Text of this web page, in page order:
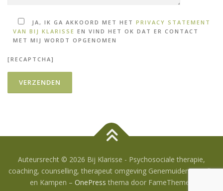
JA, IK GA AKKOORD MET HET PRIVACY STATEMENT
VAN BIJ KLARISSE EN VIND HET OK DAT ER CONTACT
MET MIJ WORDT OPGENOMEN
[RECAPTCHA]
Auteursrecht © 2026 Bij Klarisse - Psychosociale therapie,
coaching, counselling, therapeut omgeving Genemuiden, Zwolle
en Kampen – OnePress thema door FameThemes